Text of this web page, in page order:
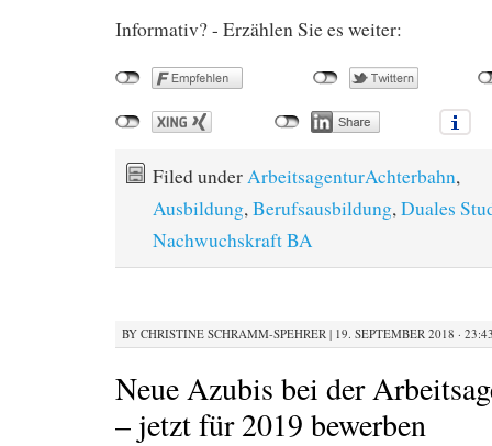
Informativ? - Erzählen Sie es weiter:
Filed underArbeitsagenturAchterbahn,
Ausbildung,Berufsausbildung,Duales
Nachwuchskraft BA
BY CHRISTINE SCHRAMM-SPEHRER | 19. SEPTEMBER 2018 ·
Neue Azubis bei der
– jetzt für 2019 bewerben